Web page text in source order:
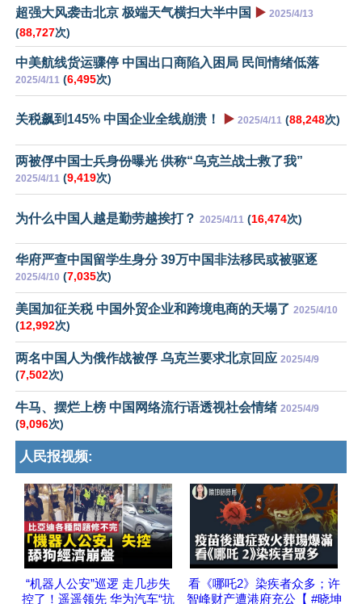
超强大风袭击北京 极端天气横扫大半中国 ▶️ 2025/4/13
(88,727次)
中美航线货运骤停 中国出口商陷入困局 民间情绪低落
2025/4/11 (6,495次)
关税飙到145% 中国企业全线崩溃！ ▶️ 2025/4/11 (88,248次)
两被俘中国士兵身份曝光 供称“乌克兰战士救了我”
2025/4/11 (9,419次)
为什么中国人越是勤劳越挨打？ 2025/4/11 (16,474次)
华府严查中国留学生身分 39万中国非法移民或被驱逐
2025/4/10 (7,035次)
美国加征关税 中国外贸企业和跨境电商的天塌了 2025/4/10
(12,992次)
两名中国人为俄作战被俘 乌克兰要求北京回应 2025/4/9
(7,502次)
牛马、摆烂上榜 中国网络流行语透视社会情绪 2025/4/9
(9,096次)
人民报视频:
“机器人公安”巡逻 走几步失
控了！遥遥领先 华为汽车“抗
看《哪吒2》染疾者众多；许
智峰财产遭港府充公【 #晓坤